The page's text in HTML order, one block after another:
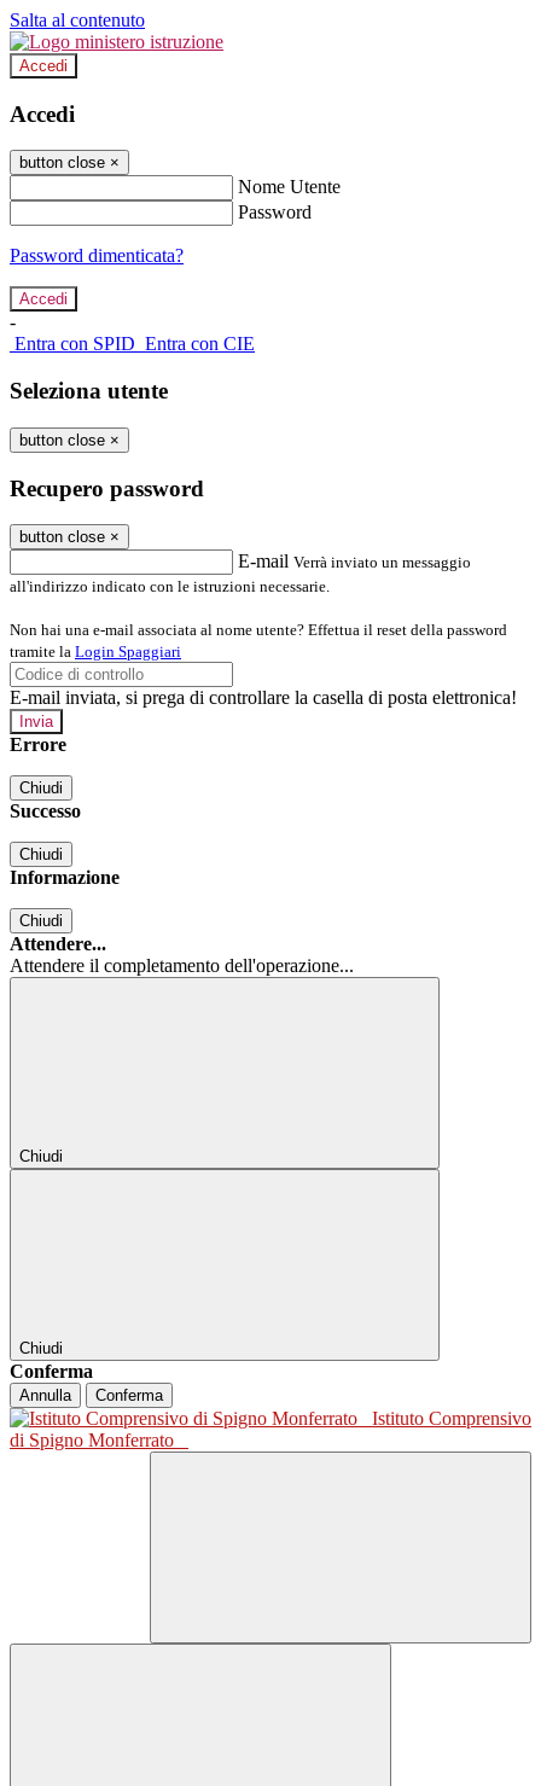
Salta al contenuto
Accedi
Accedi
button close ×
Nome Utente
Password
Password dimenticata?
-
Entra con SPID Entra con CIE
Seleziona utente
button close ×
Recupero password
button close ×
E-mail Verrà inviato un messaggio
all'indirizzo indicato con le istruzioni necessarie.
Non hai una e-mail associata al nome utente? Effettua il reset della password
tramite la Login Spaggiari
E-mail inviata, si prega di controllare la casella di posta elettronica!
Errore
Chiudi
Successo
Chiudi
Informazione
Chiudi
Attendere...
Attendere il completamento dell'operazione...
Chiudi
Chiudi
Conferma
Annulla Conferma
Istituto Comprensivo
di Spigno Monferrato